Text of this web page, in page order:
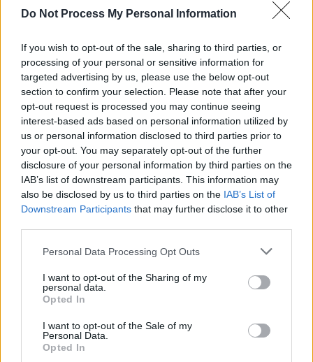
Do Not Process My Personal Information
If you wish to opt-out of the sale, sharing to third parties, or
processing of your personal or sensitive information for
targeted advertising by us, please use the below opt-out
section to confirm your selection. Please note that after your
opt-out request is processed you may continue seeing
interest-based ads based on personal information utilized by
us or personal information disclosed to third parties prior to
your opt-out. You may separately opt-out of the further
disclosure of your personal information by third parties on the
IAB’s list of downstream participants. This information may
also be disclosed by us to third parties on the IAB’s List of
Downstream Participants that may further disclose it to other
Personal Data Processing Opt Outs
I want to opt-out of the Sharing of my
personal data.
Opted In
I want to opt-out of the Sale of my
Personal Data.
Opted In
Geisterflieger (Österreich,2000)
Übersicht